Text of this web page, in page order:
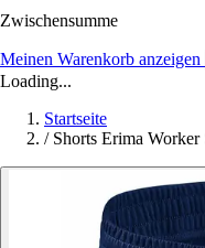
Zwischensumme
Meinen Warenkorb anzeigen
Loading...
Startseite
/ Shorts Erima